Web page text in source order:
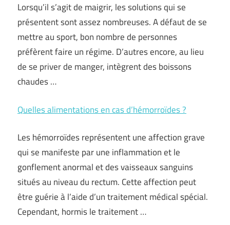
Lorsqu’il s’agit de maigrir, les solutions qui se
présentent sont assez nombreuses. A défaut de se
mettre au sport, bon nombre de personnes
préfèrent faire un régime. D’autres encore, au lieu
de se priver de manger, intègrent des boissons
chaudes …
Quelles alimentations en cas d’hémorroïdes ?
Les hémorroïdes représentent une affection grave
qui se manifeste par une inflammation et le
gonflement anormal et des vaisseaux sanguins
situés au niveau du rectum. Cette affection peut
être guérie à l’aide d’un traitement médical spécial.
Cependant, hormis le traitement …